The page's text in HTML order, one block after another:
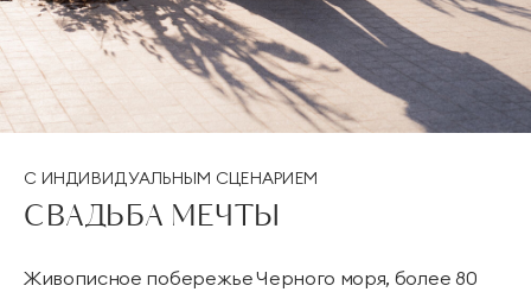
С ИНДИВИДУАЛЬНЫМ СЦЕНАРИЕМ
СВАДЬБА МЕЧТЫ
Живописное побережье Черного моря, более 80